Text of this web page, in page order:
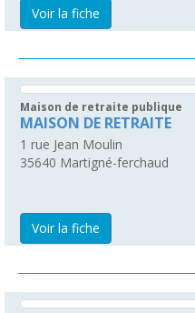
Voir la fiche
Maison de retraite publique
MAISON DE RETRAITE
1 rue Jean Moulin
35640 Martigné-ferchaud
Voir la fiche